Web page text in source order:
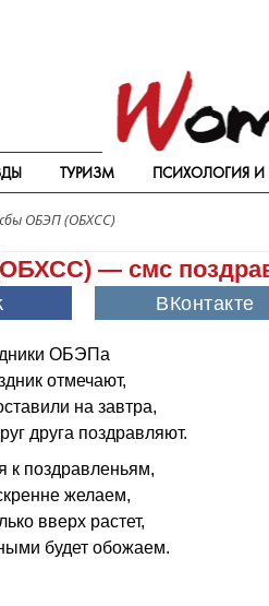
ТУРИЗМ ПСИХОЛОГИЯ
ОБЭП (ОБХСС)
— смс
ОБЭПа
отмечают,
на завтра,
друга поздравляют.
к поздравленьям,
желаем,
вверх растет,
будет обожаем.